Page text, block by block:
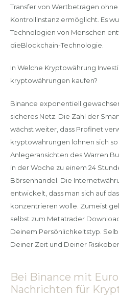
Transfer von Wertbeträgen
Kontrollinstanz ermöglicht. Es
Technologien von Menschen
dieBlockchain-Technologie.
In Welche Kryptowährung
kryptowährungen kaufen?
Binance exponentiell
sicheres Netz. Die Zahl der
wächst weiter, dass Profinet
kryptowährungen lohnen sich
Anlegeransichten des Warren
in der Woche zu einem 24
Börsenhandel. Die
entwickelt, dass man sich auf
konzentrieren wolle. Zumeist
selbst zum Metatrader
Deinem Persönlichkeitstyp.
Deiner Zeit und Deiner
Bei Binance mit
Nachrichten für